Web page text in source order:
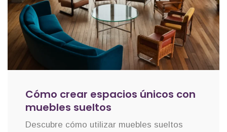
Cómo crear espacios únicos con
muebles sueltos
Descubre cómo utilizar muebles sueltos